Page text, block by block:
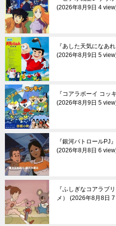
2026年8月9日 4 view
『あした天気になあ
2026年8月9日 5 view
『コアラボーイ コッ
2026年8月9日 5 view
『銀河パトロールPJ
2026年8月8日 6 view
『ふしぎなコアラブ
メ）
2026年8月8日